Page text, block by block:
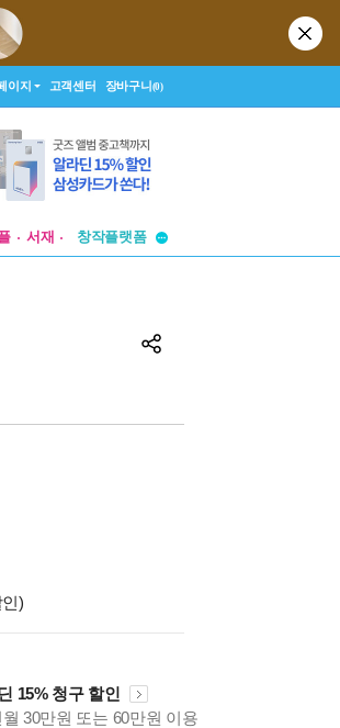
이지 고객센터 장바구니(0)
서재
창작플랫폼
)
15% 청구 할인
30만원 또는 60만원 이용